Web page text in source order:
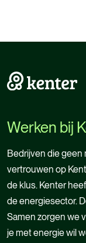
Werken bij
Bedrijven die
vertrouwen op
de klus. Kenter
de energiesector.
Samen zorgen we
je met energie wil